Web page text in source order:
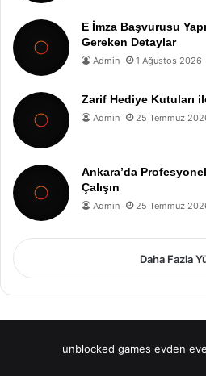
E İmza Başvurusu
Gereken Detaylar
Admin 1 Ağustos 2026
Zarif Hediye Kutuları
Admin 25 Temmuz
Ankara’da
Çalışın
Admin 25 Temmuz
Daha Fazla
unblocked games evden